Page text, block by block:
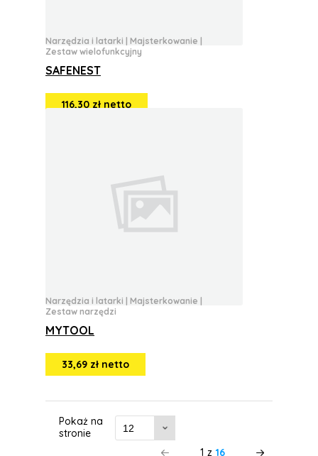
Narzędzia i latarki Majsterkowanie
Zestaw wielofunkcyjny
SAFENEST
116,30 zł netto
Narzędzia i latarki Majsterkowanie
Zestaw narzędzi
MYTOOL
33,69 zł netto
Pokaż na
stronie
1 z 16